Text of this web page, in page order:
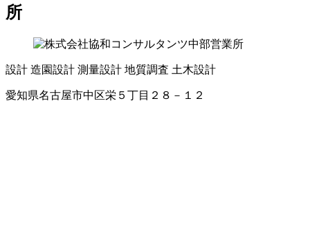
所
設計 造園設計 測量設計 地質調査 土木設計
愛知県名古屋市中区栄５丁目２８－１２